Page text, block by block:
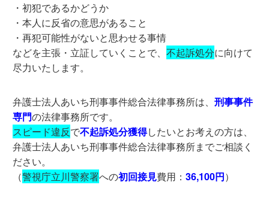
・初犯であるかどうか
・本人に反省の意思があること
・再犯可能性がないと思わせる事情
などを主張・立証していくことで、不起訴処分に向けて
尽力いたします。
弁護士法人あいち刑事事件総合法律事務所は、刑事事件
専門の法律事務所です。
スピード違反で不起訴処分獲得したいとお考えの方は、
弁護士法人あいち刑事事件総合法律事務所までご相談く
ださい。
（警視庁立川警察署への初回接見費用：36,100円）